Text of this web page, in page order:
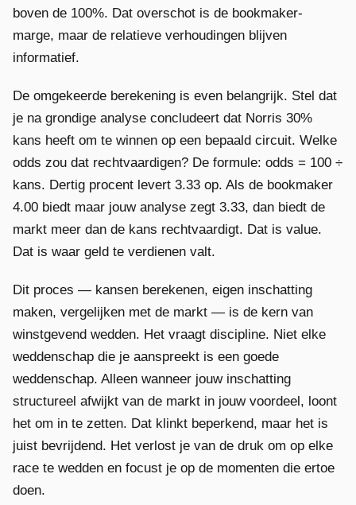
boven de 100%. Dat overschot is de bookmaker-
marge, maar de relatieve verhoudingen blijven
informatief.
De omgekeerde berekening is even belangrijk. Stel dat
je na grondige analyse concludeert dat Norris 30%
kans heeft om te winnen op een bepaald circuit. Welke
odds zou dat rechtvaardigen? De formule: odds = 100 ÷
kans. Dertig procent levert 3.33 op. Als de bookmaker
4.00 biedt maar jouw analyse zegt 3.33, dan biedt de
markt meer dan de kans rechtvaardigt. Dat is value.
Dat is waar geld te verdienen valt.
Dit proces — kansen berekenen, eigen inschatting
maken, vergelijken met de markt — is de kern van
winstgevend wedden. Het vraagt discipline. Niet elke
weddenschap die je aanspreekt is een goede
weddenschap. Alleen wanneer jouw inschatting
structureel afwijkt van de markt in jouw voordeel, loont
het om in te zetten. Dat klinkt beperkend, maar het is
juist bevrijdend. Het verlost je van de druk om op elke
race te wedden en focust je op de momenten die ertoe
doen.